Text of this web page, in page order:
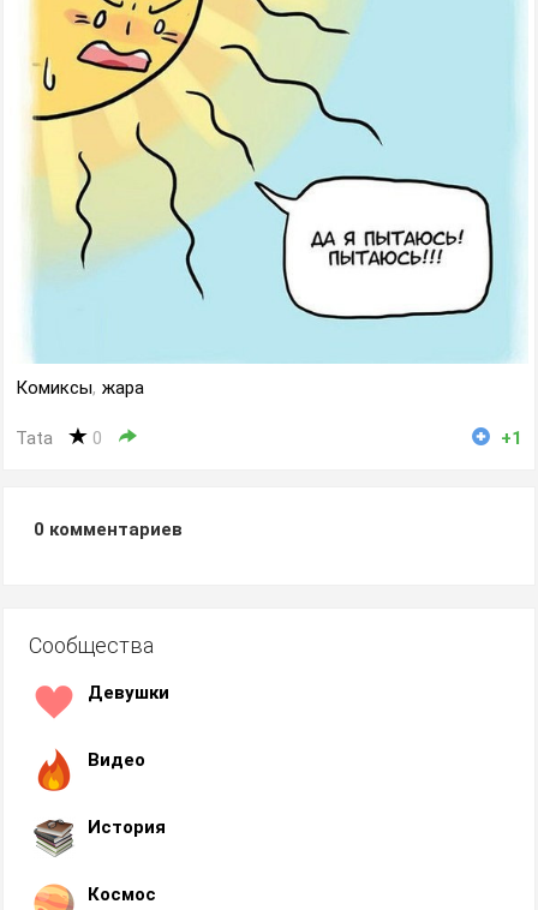
Комиксы, жара
Tata 0 +1
0 комментариев
Сообщества
Девушки
Видео
История
Космос